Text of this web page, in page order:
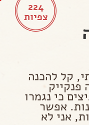
224
צפיות
קל להכנה
פנקייק
כי נגמרו
אפשר
אני לא